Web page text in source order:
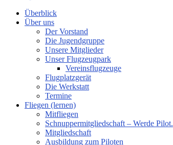
Überblick
Über uns
Der Vorstand
Die Jugendgruppe
Unsere Mitglieder
Unser Flugzeugpark
Vereinsflugzeuge
Flugplatzgerät
Die Werkstatt
Termine
Fliegen (lernen)
Mitfliegen
Schnuppermitgliedschaft – Werde Pilot.
Mitgliedschaft
Ausbildung zum Piloten